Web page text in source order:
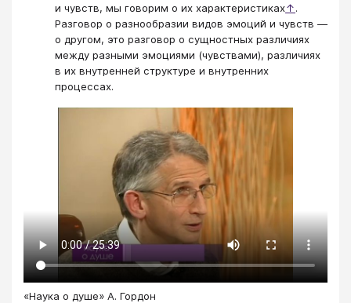
и чувств, мы говорим о их характеристиках↑.
Разговор о разнообразии видов эмоций и чувств —
о другом, это разговор о сущностных различиях
между разными эмоциями (чувствами), различиях
в их внутренней структуре и внутренних
процессах.
«Наука о душе» А. Гордон